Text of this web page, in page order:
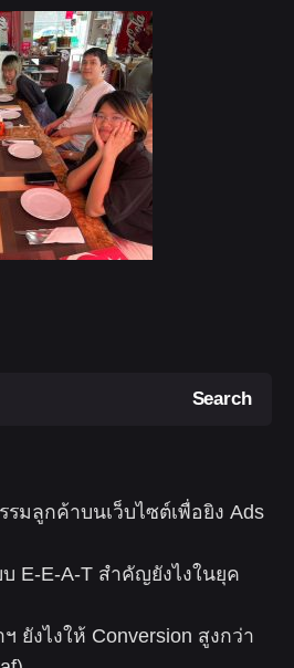
Search
รมลูกค้าบนเว็บไซต์เพื่อยิง Ads
E-E-A-T สำคัญยังไงในยุค
ยังไงให้ Conversion สูงกว่า